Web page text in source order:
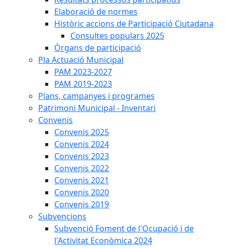
Elaboració de normes
Històric accions de Participació Ciutadana
Consultes populars 2025
Òrgans de participació
Pla Actuació Municipal
PAM 2023-2027
PAM 2019-2023
Plans, campanyes i programes
Patrimoni Municipal - Inventari
Convenis
Convenis 2025
Convenis 2024
Convenis 2023
Convenis 2022
Convenis 2021
Convenis 2020
Convenis 2019
Subvencions
Subvenció Foment de l'Ocupació i de
l'Activitat Econòmica 2024